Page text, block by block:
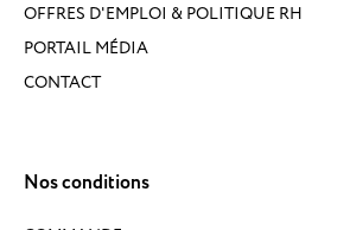
OFFRES D'EMPLOI & POLITIQUE RH
PORTAIL MÉDIA
CONTACT
Nos conditions